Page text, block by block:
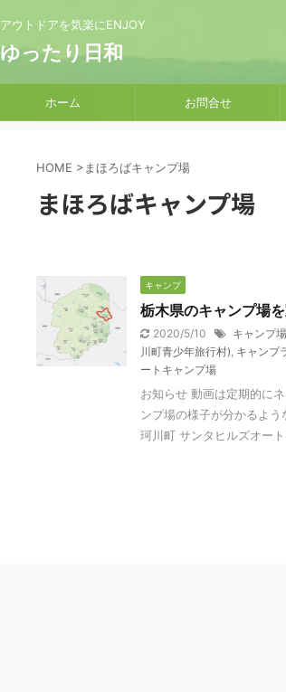
アウトドアを気楽にENJOY
ゆったり日和
ホーム お問合せ
HOME > まほろばキャンプ場
まほろばキャンプ場
キャンプ
栃木県のキャンプ場
2020/5/10 キャンプ場
川町青少年旅行村), キャンプ
ートキャンプ場
お知らせ 動画は定期的に
ンプ場の様子が分かるよ
珂川町 サンタヒルズオー